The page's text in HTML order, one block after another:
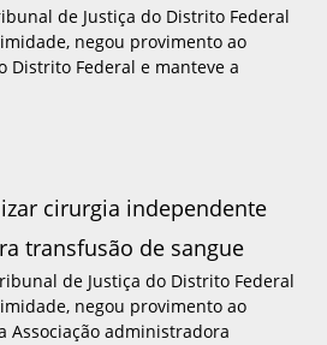
de Justiça do Distrito Federal
negou provimento ao
Distrito Federal e manteve a
cirurgia independente
transfusão de sangue
de Justiça do Distrito Federal
negou provimento ao
Associação administradora